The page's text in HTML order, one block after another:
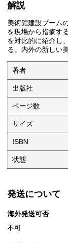
解説
美術館建設ブーム
を現場から指摘す
を対比的に紹介し
る。内外の新しい
著者
出版社
ページ数
サイズ
ISBN
状態
発送について
海外発送可否
不可